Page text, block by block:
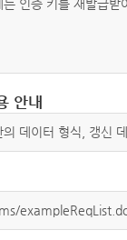
인증 키를 재발급받
안내
데이터 형식, 갱신